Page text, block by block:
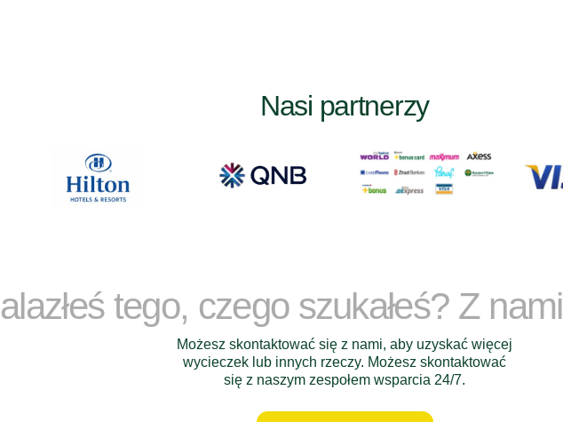
Nasi partnerzy
tego, czego szukałeś? Z nami
Możesz skontaktować się z nami, aby uzyskać więcej
wycieczek lub innych rzeczy. Możesz skontaktować
się z naszym zespołem wsparcia 24/7.